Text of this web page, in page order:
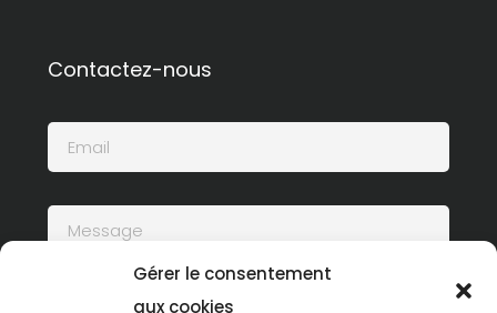
Gérer le consentement
aux cookies
Contactez-nous